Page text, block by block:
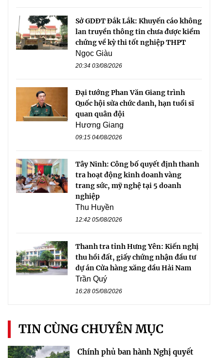
Sở GDĐT Đắk Lắk: Khuyến cáo không
lan truyền thông tin chưa được kiểm
chứng về kỳ thi tốt nghiệp THPT
Ngọc Giàu
20:34 03/08/2026
Đại tướng Phan Văn Giang trình
Quốc hội sửa chức danh, hạn tuổi sĩ
quan quân đội
Hương Giang
09:15 04/08/2026
Tây Ninh: Công bố quyết định thanh
tra hoạt động kinh doanh vàng
trang sức, mỹ nghệ tại 5 doanh
nghiệp
Thu Huyền
12:42 05/08/2026
Thanh tra tỉnh Hưng Yên: Kiến nghị
thu hồi đất, giấy chứng nhận đầu tư
dự án Cửa hàng xăng dầu Hải Nam
Trần Quý
16:28 05/08/2026
TIN CÙNG CHUYÊN MỤC
Chính phủ ban hành Nghị quyết